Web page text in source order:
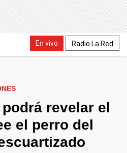
En vivo Radio La Red
revelar el
el perro del